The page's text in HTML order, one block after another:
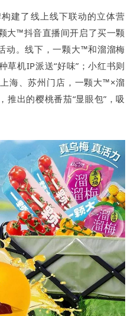
建了线上线下联动的立体营
大™抖音直播间开启了买一颗
动。线下，一颗大™和溜溜梅
草机IP派送“好味”；小红书则
海、苏州门店，一颗大™×溜
推出的樱桃番茄“显眼包”，吸